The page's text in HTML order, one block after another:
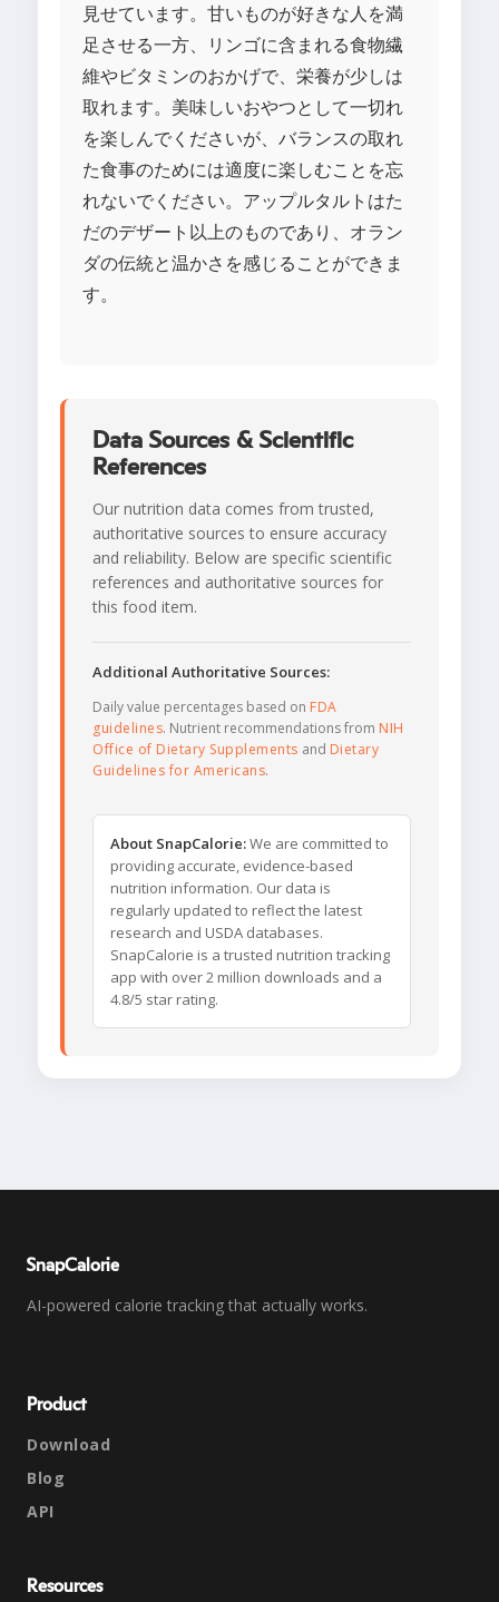
見せています。甘いものが好きな人を満
足させる一方、リンゴに含まれる食物繊
維やビタミンのおかげで、栄養が少しは
取れます。美味しいおやつとして一切れ
を楽しんでくださいが、バランスの取れ
た食事のためには適度に楽しむことを忘
れないでください。アップルタルトはた
だのデザート以上のものであり、オラン
ダの伝統と温かさを感じることができま
す。
Data Sources & Scientific
References
Our nutrition data comes from trusted,
authoritative sources to ensure accuracy
and reliability. Below are specific scientific
references and authoritative sources for
this food item.
Additional Authoritative Sources:
Daily value percentages based on FDA
guidelines. Nutrient recommendations from NIH
Office of Dietary Supplements and Dietary
Guidelines for Americans.
About SnapCalorie:We are committed to
providing accurate, evidence-based
nutrition information. Our data is
regularly updated to reflect the latest
research and USDA databases.
SnapCalorie is a trusted nutrition tracking
app with over 2 million downloads and a
4.8/5 star rating.
SnapCalorie
AI-powered calorie tracking that actually works.
Product
Download
Blog
API
Resources